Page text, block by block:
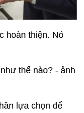
hoàn thiện. Nó
lựa chọn để